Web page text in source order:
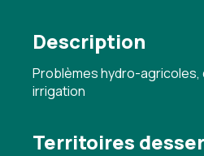
Description
Problèmes hydro-agricoles,
irrigation
Territoires